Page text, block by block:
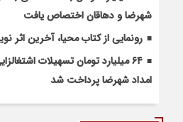
شهرضا و دهاقان اختصاص یافت
رونمایی از کتاب محیا، آخرین اثر
۶۴ میلیارد تومان تسهیلات
امداد شهرضا پرداخت شد